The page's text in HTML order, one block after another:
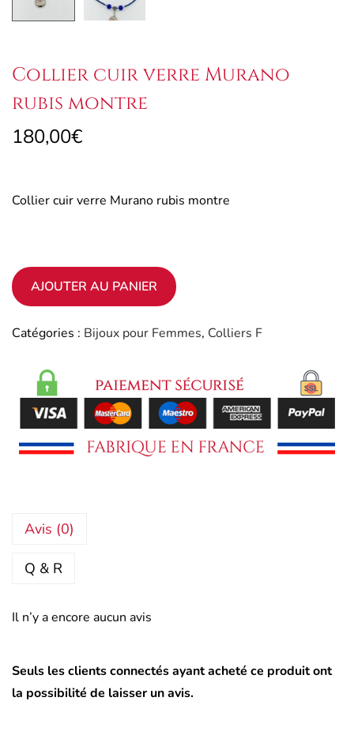
Collier cuir verre Murano
rubis montre
180,00€
Collier cuir verre Murano rubis montre
AJOUTER AU PANIER
Catégories : Bijoux pour Femmes, Colliers F
Avis (0)
Q & R
Il n’y a encore aucun avis
Seuls les clients connectés ayant acheté ce produit ont
la possibilité de laisser un avis.